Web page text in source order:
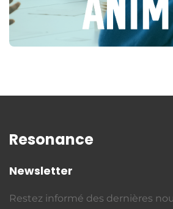
Resonance
Newsletter
Restez informé des dernières